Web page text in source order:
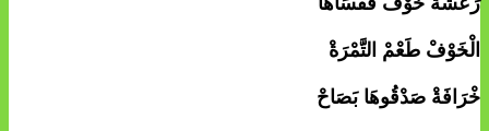
الْخَوْفْ طَعْمْ التَّمْرَةْ
خْرَافَةْ صَدْقُوهَا بَصَاحْ